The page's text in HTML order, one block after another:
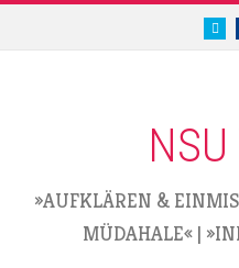
»AUFKLÄREN &
MÜDAHALE« |